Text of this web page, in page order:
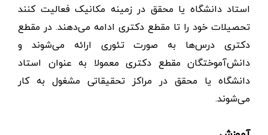
استاد دانشگاه یا محقق در زمینه مکانیک فعالیت کنند
تحصیلات خود را تا مقطع دکتری ادامه می‌دهند. در مقطع
دکتری درس‌ها به صورت تئوری ارائه می‌شوند و
دانش‌آموختگان مقطع دکتری معمولا به عنوان استاد
دانشگاه یا محقق در مراکز تحقیقاتی مشغول به کار
می‌شوند.